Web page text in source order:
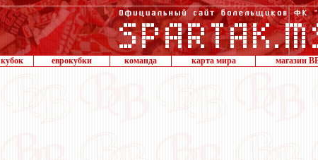
кубок еврокубки команда карта мира магазин